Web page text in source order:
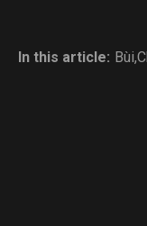
In this article: Bùi,